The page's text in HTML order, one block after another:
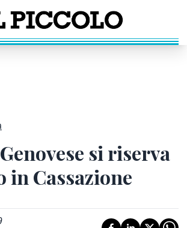
si riserva
Cassazione